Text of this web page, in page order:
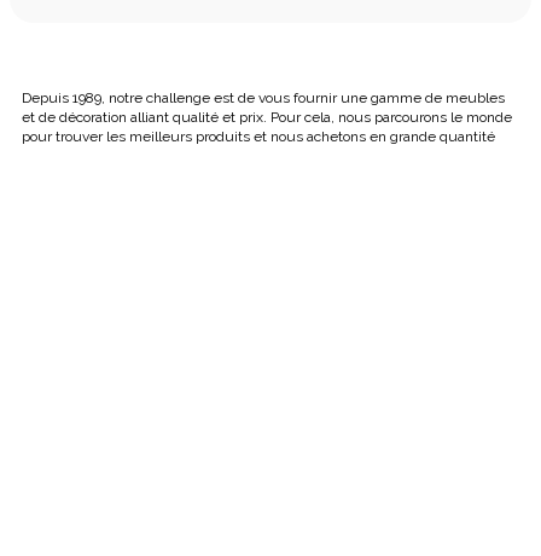
Depuis 1989, notre challenge est de vous fournir une gamme de meubles
et de décoration alliant qualité et prix. Pour cela, nous parcourons le monde
pour trouver les meilleurs produits et nous achetons en grande quantité